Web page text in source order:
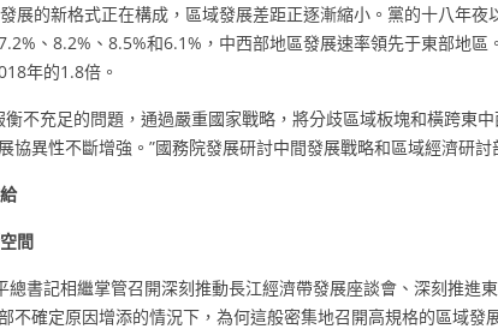
展的新格式正在構成，區域發展差距正逐漸縮小。黨的十八年
、8.2%、8.5%和6.1%，中西部地區發展速率領先于東部地
年的1.8倍。
衡不充足的問題，通過嚴重國家戰略，將分歧區域板塊和橫跨東
協異性不斷增強。”國務院發展研討中間發展戰略和區域經濟研討
間
總書記相繼掌管召開深刻推動長江經濟帶發展座談會、深刻推進
不確定原因增添的情況下，為何這般密集地召開高規格的區域發